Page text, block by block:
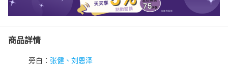
商品詳情
旁白： 张健、刘恩泽